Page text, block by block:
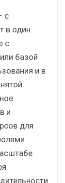
с
в один
с
базой
и в
и
для